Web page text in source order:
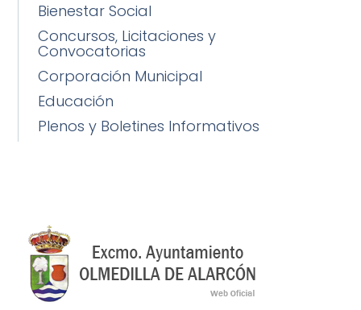
Bienestar Social
Concursos, Licitaciones y
Convocatorias
Corporación Municipal
Educación
Plenos y Boletines Informativos